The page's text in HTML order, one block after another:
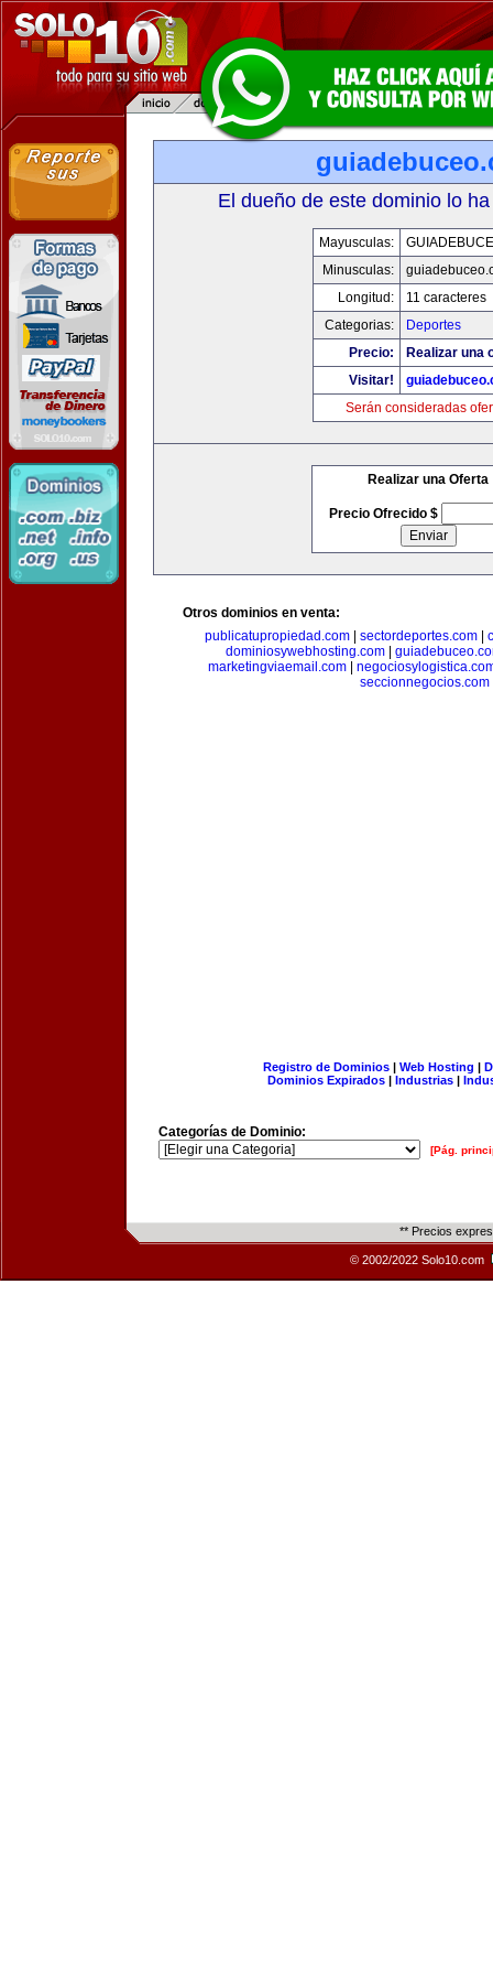
El dueño de este dominio lo
Mayusculas:
Minusculas:
Longitud:
11 caracteres
Categorias:
Deportes
Precio:
Realizar una
Visitar!
Serán consideradas
Realizar una Oferta
Precio Ofrecido $
Otros dominios en venta:
publicatupropiedad.com
sectordeportes.com
dominiosywebhosting.com|
marketingviaemail.com|
seccionnegocios.com
Registro de Dominios| Web Hosting |
Dominios Expirados | Industrias |
Categorías de Dominio:
[Pág.
** Precios
© 2002/2022 Solo10.com